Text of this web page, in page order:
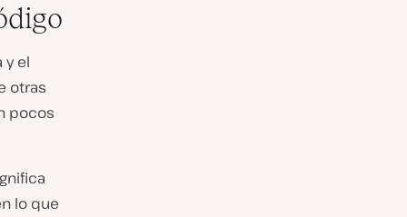
y el
otras
pocos
lo que